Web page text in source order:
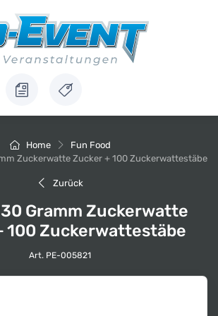
Home
Fun Food
Zuckerwatte Zucker + 100 Zuckerwattestäbe
Zurück
Gramm Zuckerwatte
100 Zuckerwattestäbe
Art. PE-005821